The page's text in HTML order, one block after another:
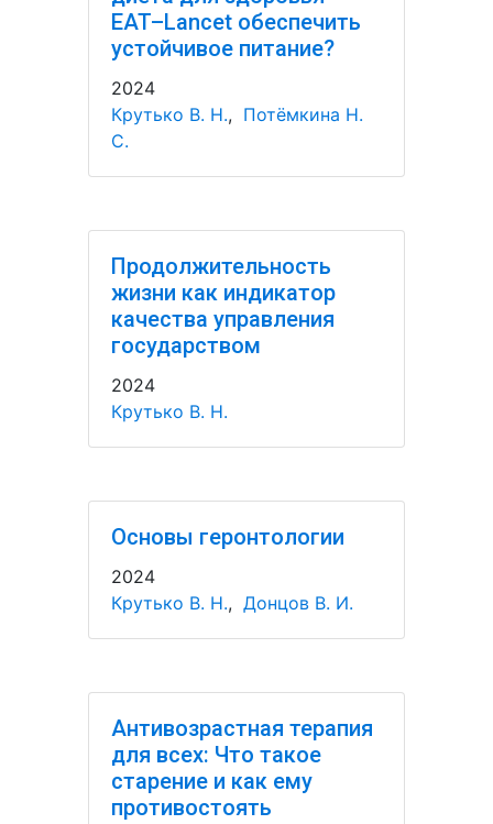
EAT–Lancet обеспечить
устойчивое питание?
2024
Крутько В. Н., Потёмкина Н.
С.
Продолжительность
жизни как индикатор
качества управления
государством
2024
Крутько В. Н.
Основы геронтологии
2024
Крутько В. Н., Донцов В. И.
Антивозрастная терапия
для всех: Что такое
старение и как ему
противостоять